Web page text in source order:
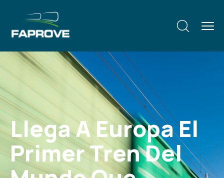
Llega A Europa El
Primer Tren Del